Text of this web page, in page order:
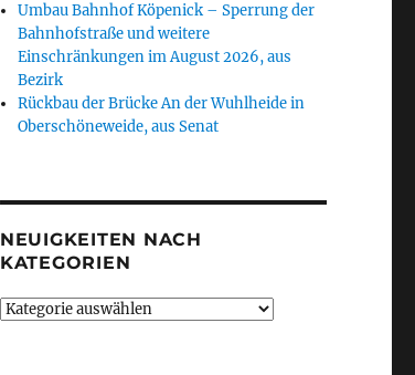
Umbau Bahnhof Köpenick – Sperrung der
Bahnhofstraße und weitere
Einschränkungen im August 2026, aus
Bezirk
Rückbau der Brücke An der Wuhlheide in
Oberschöneweide, aus Senat
NEUIGKEITEN NACH
KATEGORIEN
Neuigkeiten